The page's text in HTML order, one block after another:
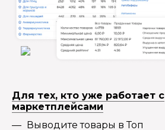
Для тех, кто уже работает с
маркетплейсами
Выводите товары в Топ